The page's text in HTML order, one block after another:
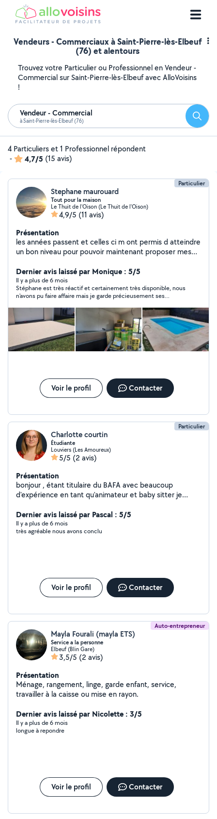
Vendeurs - Commerciaux à Saint-Pierre-lès-Elbeuf
(76) et alentours
Trouvez votre Particulier ou Professionnel en Vendeur -
Commercial sur Saint-Pierre-lès-Elbeuf avec AlloVoisins
!
Vendeur - Commercial
à Saint-Pierre-lès-Elbeuf (76)
4 Particuliers et 1 Professionnel répondent
-
4,7/5 (15 avis)
Particulier
Stephane maurouard
Tout pour la maison
Le Thuit de l'Oison (Le Thuit de l'Oison)
4,9/5 (11 avis)
Présentation
les années passent et celles ci m ont permis d atteindre
un bon niveau pour pouvoir maintenant proposer mes
également divers prestations isolation, placo,papier
peint, peinture, parquet, revêtement de sols divers
,petite maçonnerie ,jardin Je possède également un
utilitaire Homme toutes mains, je vous propose mes
services.
Dernier avis laissé par Monique : 5/5
Il y a plus de 6 mois
Stéphane est très réactif et certainement très disponible, nous
n'avons pu faire affaire mais je garde précieusement ses
Voir le profil Contacter
Particulier
Charlotte courtin
Étudiante
Louviers (Les Amoureux)
5/5 (2 avis)
Présentation
bonjour , étant titulaire du BAFA avec beaucoup
d'expérience en tant qu'animateur et baby sitter je
Dernier avis laissé par Pascal : 5/5
Il y a plus de 6 mois
très agréable nous avons conclu
Voir le profil Contacter
Auto-entrepreneur
Mayla Fourali (mayla ETS)
Service a la personne
Elbeuf (Blin Gare)
3,5/5 (2 avis)
Présentation
Ménage, rangement, linge, garde enfant, service,
travailler à la caisse ou mise en rayon.
Dernier avis laissé par Nicolette : 3/5
Il y a plus de 6 mois
longue à repondre
Voir le profil Contacter